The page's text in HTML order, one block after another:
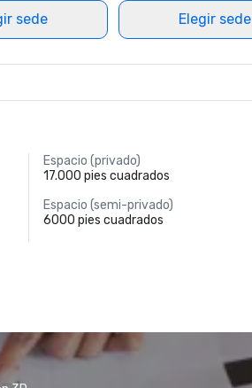
sede Elegir sede
Espacio (privado)
17.000 pies cuadrados
Espacio (semi-privado)
6000 pies cuadrados